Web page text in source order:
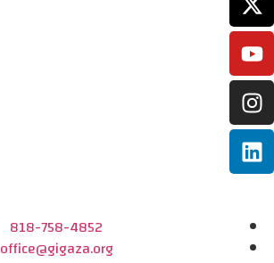
818-758-4852
office@gigaza.org